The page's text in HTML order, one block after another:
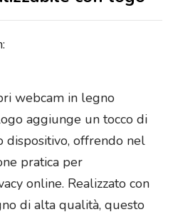
webcam in legno
aggiunge un tocco di
dispositivo, offrendo nel
pratica per
online. Realizzato con
di alta qualità, questo